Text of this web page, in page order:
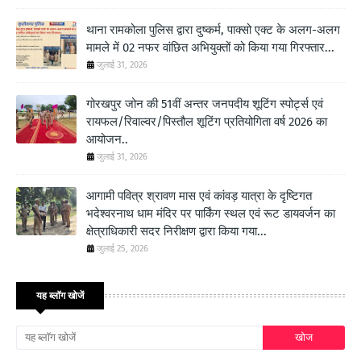
थाना रामकोला पुलिस द्वारा दुष्कर्म, पाक्सो एक्ट के अलग-अलग
मामले में 02 नफर वांछित अभियुक्तों को किया गया गिरफ्तार...
जुलाई 31, 2026
गोरखपुर जोन की 51वीं अन्तर जनपदीय शूटिंग स्पोर्ट्स एवं
रायफल/रिवाल्वर/पिस्तौल शूटिंग प्रतियोगिता वर्ष 2026 का
आयोजन..
जुलाई 31, 2026
आगामी पवित्र श्रावण मास एवं कांवड़ यात्रा के दृष्टिगत
भदेश्वरनाथ धाम मंदिर पर पार्किंग स्थल एवं रूट डायवर्जन का
क्षेत्राधिकारी सदर निरीक्षण द्वारा किया गया...
जुलाई 25, 2026
यह ब्लॉग खोजें